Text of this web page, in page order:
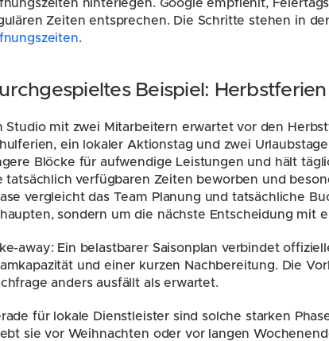
hinterlegen. Google empfiehlt,
Zeiten entsprechen. Die Schritte stehen in der
.
Beispiel:
Studio mit zwei Mitarbeitern erwartet vor den
ein lokaler Aktionstag und zwei
Blöcke für aufwendige Leistungen und hält
tatsächlich verfügbaren Zeiten beworben und
vergleicht das Team Planung und tatsächliche
sondern um die nächste Entscheidung mit
away: Ein belastbarer Saisonplan verbindet
und einer kurzen Nachbereitung. Die
anders ausfällt als erwartet.
für lokale Dienstleister sind solche starken
sie vor Weihnachten oder vor langen